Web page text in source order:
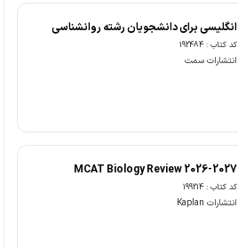
انگلیسی برای دانشجویان رشته روانشناسی
کد کتاب : 192484
انتشارات سمت
MCAT Biology Review 2026-2027
کد کتاب : 199214
انتشارات Kaplan